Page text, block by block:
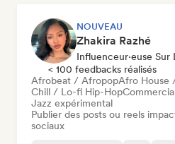
NOUVEAU
Zhakira Razhé
Influenceur·euse Sur
< 100 feedbacks réalisés
Afrobeat / AfropopAfro House
Chill / Lo-fi Hip-Hop
Jazz expérimental
Publier des posts ou reels
sociaux